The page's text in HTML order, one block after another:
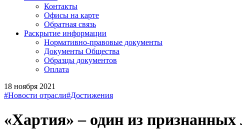
Контакты
Офисы на карте
Обратная связь
Раскрытие информации
Нормативно-правовые документы
Документы Общества
Образцы документов
Оплата
18 ноября 2021
#Новости отрасли#Достижения
«Хартия» – один из